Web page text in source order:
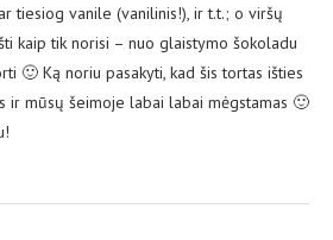
tiesiog vanile (vanilinis!), ir t.t.; o viršų
kaip tik norisi – nuo glaistymo šokoladu
🙂 Ką noriu pasakyti, kad šis tortas išties
ir mūsų šeimoje labai labai mėgstamas 🙂